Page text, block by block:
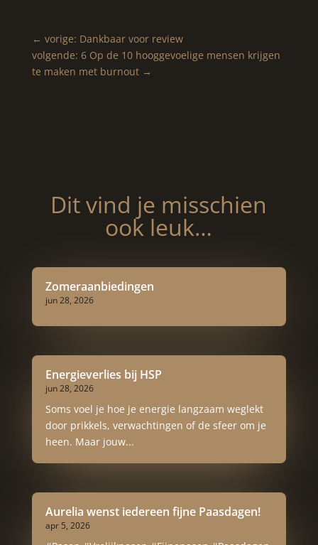
← vorige: Dankbaar voor review
volgende: 6 Op de 10 hooggevoelige mensen krijgen
te maken met burnout→
Dit vind je misschien
ook leuk…
Zomeraanbiedingen
jun 28, 2026
Energieverlies bij HSP
jun 28, 2026
Soms voel je hoe je energie langzaam weglekt
door prikkels, verwachtingen of de sfeer om je
heen. Maar jouw...
Aurelia wenst iedereen fijne Paasdagen!
apr 5, 2026